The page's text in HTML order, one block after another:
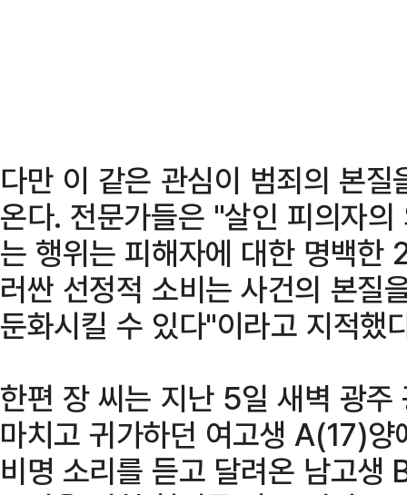
다만 이 같은 관심이 범죄의 본
온다. 전문가들은 "살인 피의자
는 행위는 피해자에 대한 명백한
러싼 선정적 소비는 사건의 본질
둔화시킬 수 있다"이라고 지적했
한편 장 씨는 지난 5일 새벽 광
마치고 귀가하던 여고생 A(17)
비명 소리를 듣고 달려온 남고생